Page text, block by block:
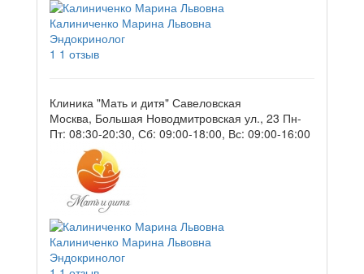
Калиниченко Марина Львовна
Эндокринолог
1 1 отзыв
Клиника "Мать и дитя" Савеловская
Москва, Большая Новодмитровская ул., 23 Пн-
Пт: 08:30-20:30, Сб: 09:00-18:00, Вс: 09:00-16:00
Калиниченко Марина Львовна
Эндокринолог